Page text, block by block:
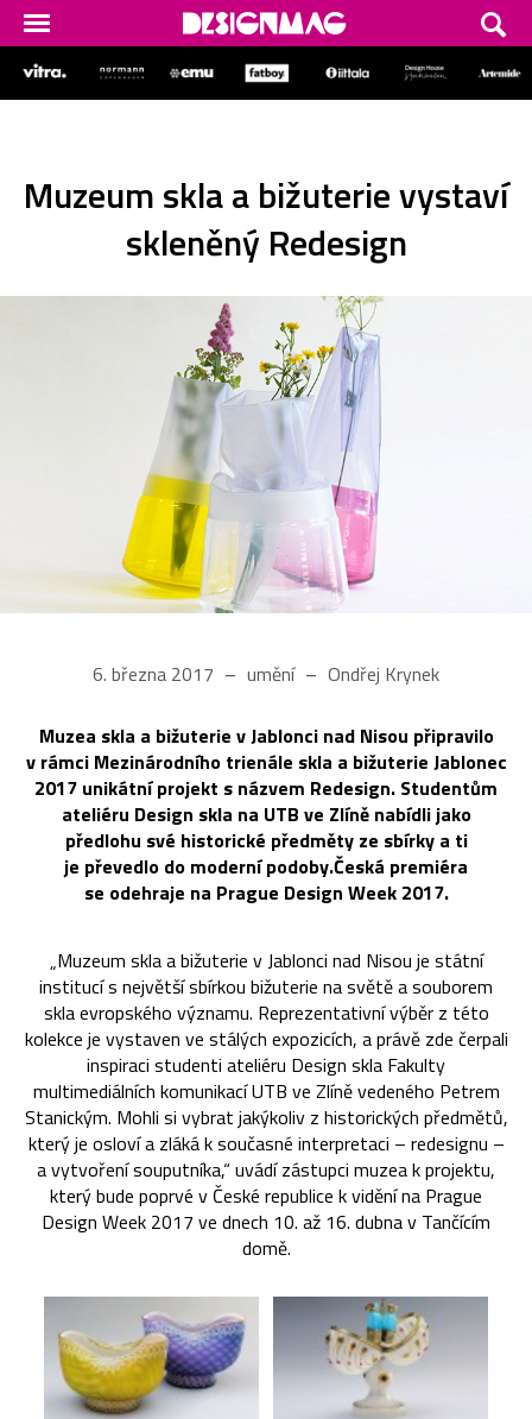
Muzeum skla a bižuterie vystaví
skleněný Redesign
6. března 2017 umění Ondřej Krynek
Muzea skla a bižuterie v Jablonci nad Nisou připravilo
v rámci Mezinárodního trienále skla a bižuterie Jablonec
2017 unikátní projekt s názvem Redesign. Studentům
ateliéru Design skla na UTB ve Zlíně nabídli jako
předlohu své historické předměty ze sbírky a ti
je převedlo do moderní podoby.Česká premiéra
se odehraje na Prague Design Week 2017.
„Muzeum skla a bižuterie v Jablonci nad Nisou je státní
institucí s největší sbírkou bižuterie na světě a souborem
skla evropského významu. Reprezentativní výběr z této
kolekce je vystaven ve stálých expozicích, a právě zde čerpali
inspiraci studenti ateliéru Design skla Fakulty
multimediálních komunikací UTB ve Zlíně vedeného Petrem
Stanickým. Mohli si vybrat jakýkoliv z historických předmětů,
který je osloví a zláká k současné interpretaci – redesignu –
a vytvoření souputníka,“ uvádí zástupci muzea k projektu,
který bude poprvé v České republice k vidění na Prague
Design Week 2017 ve dnech 10. až 16. dubna v Tančícím
domě.